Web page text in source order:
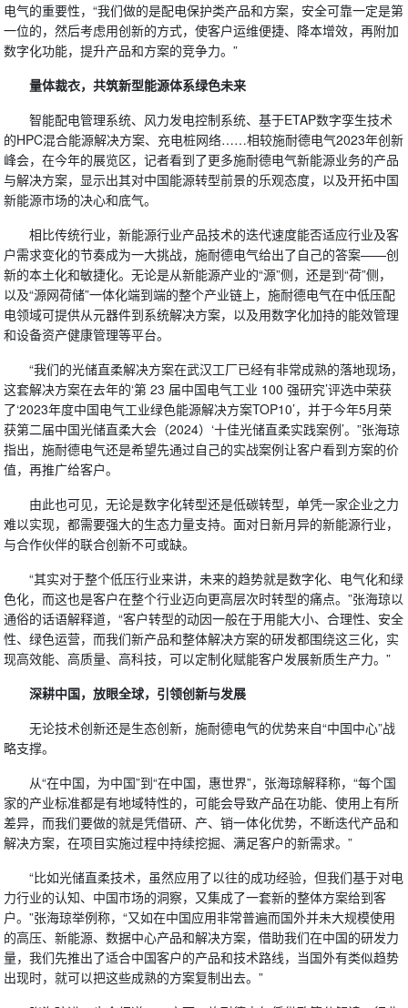
电气的重要性，“我们做的是配电保护类产品和方案，安全可靠一定是第
一位的，然后考虑用创新的方式，使客户运维便捷、降本增效，再附加
数字化功能，提升产品和方案的竞争力。”
量体裁衣，共筑新型能源体系绿色未来
智能配电管理系统、风力发电控制系统、基于ETAP数字孪生技术
的HPC混合能源解决方案、充电桩网络……相较施耐德电气2023年创新
峰会，在今年的展览区，记者看到了更多施耐德电气新能源业务的产品
与解决方案，显示出其对中国能源转型前景的乐观态度，以及开拓中国
新能源市场的决心和底气。
相比传统行业，新能源行业产品技术的迭代速度能否适应行业及客
户需求变化的节奏成为一大挑战，施耐德电气给出了自己的答案——创
新的本土化和敏捷化。无论是从新能源产业的“源”侧，还是到“荷”侧，
以及“源网荷储”一体化端到端的整个产业链上，施耐德电气在中低压配
电领域可提供从元器件到系统解决方案，以及用数字化加持的能效管理
和设备资产健康管理等平台。
“我们的光储直柔解决方案在武汉工厂已经有非常成熟的落地现场，
这套解决方案在去年的‘第 23 届中国电气工业 100 强研究’评选中荣获
了‘2023年度中国电气工业绿色能源解决方案TOP10’，并于今年5月荣
获第二届中国光储直柔大会（2024）‘十佳光储直柔实践案例’。”张海琼
指出，施耐德电气还是希望先通过自己的实战案例让客户看到方案的价
值，再推广给客户。
由此也可见，无论是数字化转型还是低碳转型，单凭一家企业之力
难以实现，都需要强大的生态力量支持。面对日新月异的新能源行业，
与合作伙伴的联合创新不可或缺。
“其实对于整个低压行业来讲，未来的趋势就是数字化、电气化和绿
色化，而这也是客户在整个行业迈向更高层次时转型的痛点。”张海琼以
通俗的话语解释道，“客户转型的动因一般在于用能大小、合理性、安全
性、绿色运营，而我们新产品和整体解决方案的研发都围绕这三化，实
现高效能、高质量、高科技，可以定制化赋能客户发展新质生产力。”
深耕中国，放眼全球，引领创新与发展
无论技术创新还是生态创新，施耐德电气的优势来自“中国中心”战
略支撑。
从“在中国，为中国”到“在中国，惠世界”，张海琼解释称，“每个国
家的产业标准都是有地域特性的，可能会导致产品在功能、使用上有所
差异，而我们要做的就是凭借研、产、销一体化优势，不断迭代产品和
解决方案，在项目实施过程中持续挖掘、满足客户的新需求。”
“比如光储直柔技术，虽然应用了以往的成功经验，但我们基于对电
力行业的认知、中国市场的洞察，又集成了一套新的整体方案给到客
户。”张海琼举例称，“又如在中国应用非常普遍而国外并未大规模使用
的高压、新能源、数据中心产品和解决方案，借助我们在中国的研发力
量，我们先推出了适合中国客户的产品和技术路线，当国外有类似趋势
出现时，就可以把这些成熟的方案复制出去。”